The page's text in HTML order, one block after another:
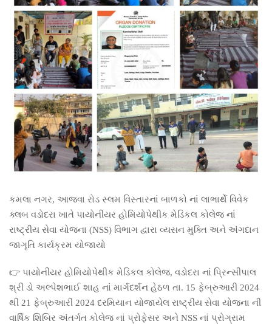
કમલા નગર, આજવા રોડ સ્લમ વિસ્તારનાં બાળકો નાં લાભાર્થે વિવેક
ક્લબ વડોદરા ખાતે પાયોનીયર હોમિયોપેથીક મેડિકલ કોલેજ નાં
રાષ્ટ્રીય સેવા યોજના (NSS) વિભાગ દ્વારા વ્યસન મુક્તિ અને અંગદાન
જાગૃતિ કાર્યક્રમ યોજાયો
👉 પાયોનીયર હોમિયોપેથીક મેડિકલ કોલેજ, વડોદરા નાં પ્રિન્સીપાલ
શ્રી ડો અલ્પેશભાઈ શાહ નાં માર્ગદર્શન હેઠળ તા. 15 ફેબ્રુઆરી 2024
થી 21 ફેબ્રુઆરી 2024 દરમિયાન યોજાયેલ રાષ્ટ્રીય સેવા યોજના ની
વાર્ષિક શિબિર અંતર્ગત કોલેજ નાં પ્રોફેસર અને NSS નાં પ્રોગ્રામ